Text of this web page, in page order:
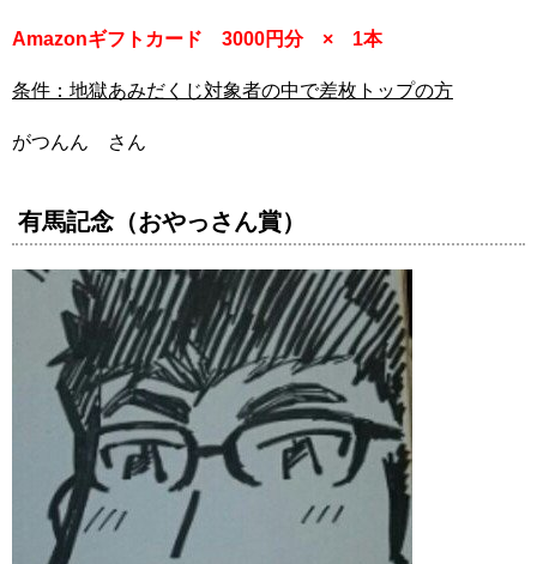
Amazonギフトカード 3000円分 × 1本
条件：地獄あみだくじ対象者の中で差枚トップの方
がつんん さん
有馬記念（おやっさん賞）